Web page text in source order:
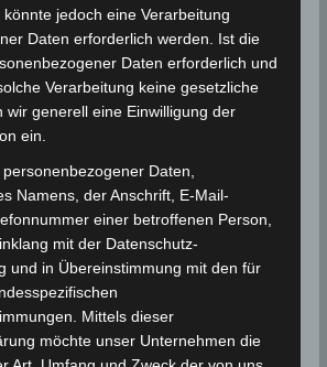
jedoch eine Verarbeitung
Daten erforderlich werden. Ist die
Daten erforderlich und
Verarbeitung keine gesetzliche
wir generell eine Einwilligung der
ein.
Daten,
Namens, der Anschrift, E-Mail-
einer betroffenen Person,
mit der Datenschutz-
und in Übereinstimmung mit den für
Mittels dieser
möchte unser Unternehmen die